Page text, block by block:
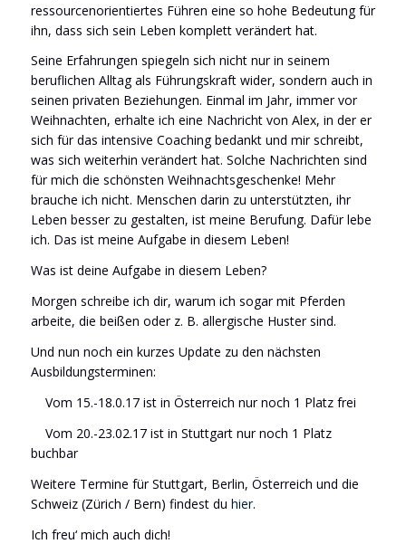
ressourcenorientiertes Führen eine so hohe Bedeutung für
ihn, dass sich sein Leben komplett verändert hat.
Seine Erfahrungen spiegeln sich nicht nur in seinem
beruflichen Alltag als Führungskraft wider, sondern auch in
seinen privaten Beziehungen. Einmal im Jahr, immer vor
Weihnachten, erhalte ich eine Nachricht von Alex, in der er
sich für das intensive Coaching bedankt und mir schreibt,
was sich weiterhin verändert hat. Solche Nachrichten sind
für mich die schönsten Weihnachtsgeschenke! Mehr
brauche ich nicht. Menschen darin zu unterstützten, ihr
Leben besser zu gestalten, ist meine Berufung. Dafür lebe
ich. Das ist meine Aufgabe in diesem Leben!
Was ist deine Aufgabe in diesem Leben?
Morgen schreibe ich dir, warum ich sogar mit Pferden
arbeite, die beißen oder z. B. allergische Huster sind.
Und nun noch ein kurzes Update zu den nächsten
Ausbildungsterminen:
Vom 15.-18.0.17 ist in Österreich nur noch 1 Platz frei
Vom 20.-23.02.17 ist in Stuttgart nur noch 1 Platz
buchbar
Weitere Termine für Stuttgart, Berlin, Österreich und die
Schweiz (Zürich / Bern) findest du hier.
Ich freu‘ mich auch dich!